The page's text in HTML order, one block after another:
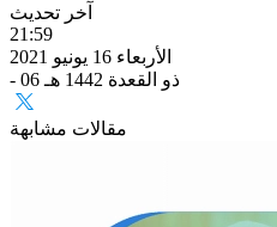
آخر تحديث
21:59
الأربعاء 16 يونيو 2021
- 06 ذو القعدة 1442 هـ
مقالات مشابهة